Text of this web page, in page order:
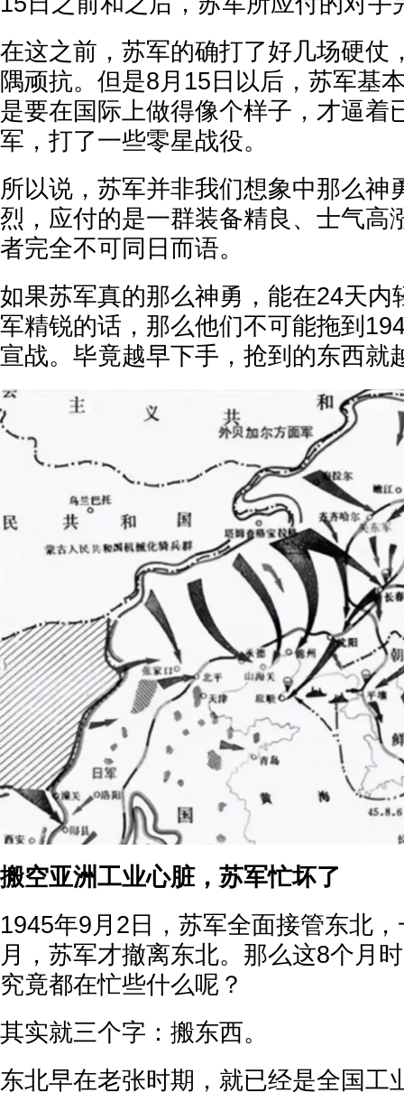
在这之前，苏军的确打了好几场硬仗
隅顽抗。但是8月15日以后，苏军基
是要在国际上做得像个样子，才逼着
军，打了一些零星战役。
所以说，苏军并非我们想象中那么神
烈，应付的是一群装备精良、士气高
者完全不可同日而语。
如果苏军真的那么神勇，能在24天内
军精锐的话，那么他们不可能拖到
宣战。毕竟越早下手，抢到的东西就
搬空亚洲工业心脏，苏军忙坏了
1945年9月2日，苏军全面接管东北
月，苏军才撤离东北。那么这8个月
究竟都在忙些什么呢？
其实就三个字：搬东西。
东北早在老张时期，就已经是全国工